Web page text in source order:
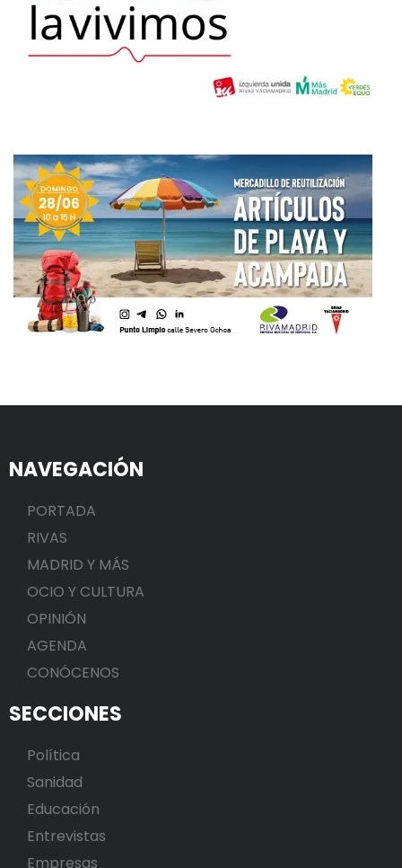
NAVEGACIÓN
PORTADA
RIVAS
MADRID Y MÁS
OCIO Y CULTURA
OPINIÓN
AGENDA
CONÓCENOS
SECCIONES
Política
Sanidad
Educación
Entrevistas
Empresas